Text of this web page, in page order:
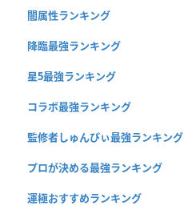
闇属性ランキング
降臨最強ランキング
星5最強ランキング
コラボ最強ランキング
監修者しゅんぴぃ最強ランキング
プロが決める最強ランキング
運極おすすめランキング